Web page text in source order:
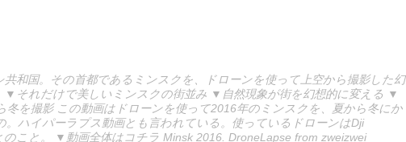
和国。その首都であるミンスクを、ドローンを使って上空から撮影した幻
▼それだけで美しいミンスクの街並み ▼自然現象が街を幻想的に変える ▼
冬を撮影 この動画はドローンを使って2016年のミンスクを、夏から冬にか
ハイパーラプス動画とも言われている。使っているドローンはDji
こと。 ▼動画全体はコチラ Minsk 2016. DroneLapse from zweizwei